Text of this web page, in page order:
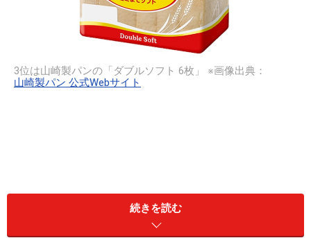
3位は山崎製パンの「ダブルソフト 6枚」 ※画像出典：
山崎製パン 公式Webサイト
続きを読む